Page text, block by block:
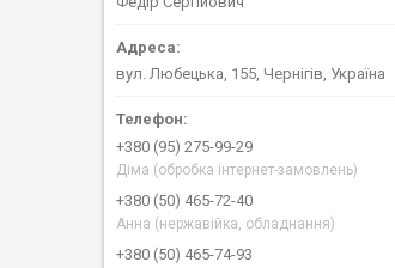
вул. Любецька, 155, Чернігів, Україна
+380 (95) 275-99-29
Діма (обробка інтернет-замовлень)
+380 (50) 465-72-40
Анна (нержавійка, обладнання)
+380 (50) 465-74-93